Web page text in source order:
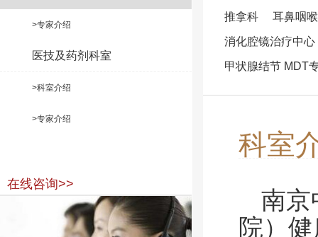
>专家介绍
医技及药剂科室
>科室介绍
>专家介绍
在线咨询>>
推拿科 耳鼻咽
消化腔镜治疗中心
甲状腺结节 MDT
科室
南京
院）